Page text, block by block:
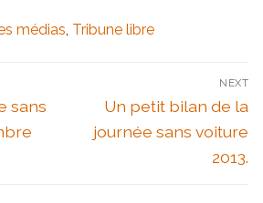
médias, Tribune libre
sans
NEXT
Next
post:
Un petit bilan de la
journée sans voiture
2013.